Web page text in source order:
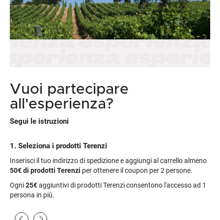
Vuoi partecipare
all'esperienza?
Segui le istruzioni
1. Seleziona i prodotti Terenzi
Inserisci il tuo indirizzo di spedizione e aggiungi al carrello almeno
50€di prodotti Terenzi per ottenere il coupon per 2 persone.
Ogni25€aggiuntivi di prodotti Terenzi consentono l'accesso ad 1
persona in più.